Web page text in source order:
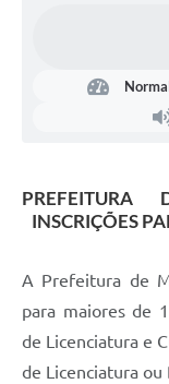
INSCRIÇÕES
A Prefeitura de
para maiores de
de Licenciatura e
de Licenciatura ou